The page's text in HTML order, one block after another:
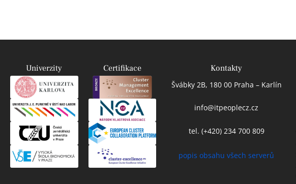
Univerzity Certifikace Kontakty
Švábky 2B, 180 00 Praha – Karlín
info@itpeoplecz.cz
tel. (+420) 234 700 809
popis obsahu všech serverů